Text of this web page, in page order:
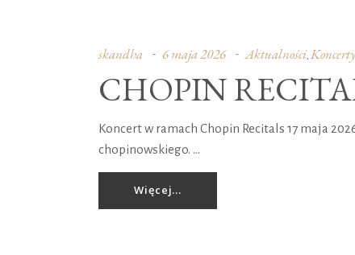
skandha 6 maja 2026 Aktualności, Koncerty
CHOPIN
Koncert w ramach Chopin Recitals 17 maja
chopinowskiego.
Więcej...